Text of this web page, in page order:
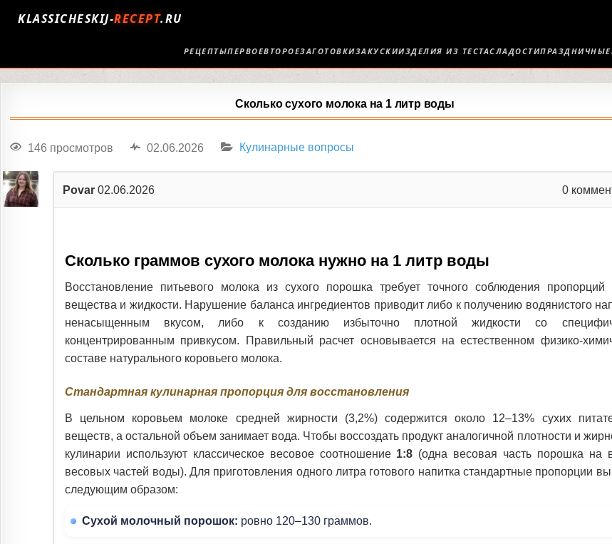
KLASSICHESKIJ-RECEPT.RU
РЕЦЕПТЫПЕРВОЕВТОРОЕЗАГОТОВКИЗАКУСКИИЗДЕЛИЯ ИЗ ТЕСТАСЛАДОСТИПРАЗДНИЧНЫЕ
Сколько сухого молока на 1 литр воды
146 просмотров 02.06.2026 Кулинарные вопросы
Povar 02.06.2026 0
Сколько граммов сухого молока нужно на 1 литр воды
Восстановление питьевого молока из сухого порошка требует точного соблюдения пропорций
вещества и жидкости. Нарушение баланса ингредиентов приводит либо к получению водянистого
ненасыщенным вкусом, либо к созданию избыточно плотной жидкости со
концентрированным привкусом. Правильный расчет основывается на естественном физико-
составе натурального коровьего молока.
Стандартная кулинарная пропорция для восстановления
В цельном коровьем молоке средней жирности (3,2%) содержится около 12–13% сухих
веществ, а остальной объем занимает вода. Чтобы воссоздать продукт аналогичной плотности и
кулинарии используют классическое весовое соотношение 1:8 (одна весовая часть порошка на
весовых частей воды). Для приготовления одного литра готового напитка стандартные пропорции
следующим образом:
Сухой молочный порошок: ровно 120–130 граммов.